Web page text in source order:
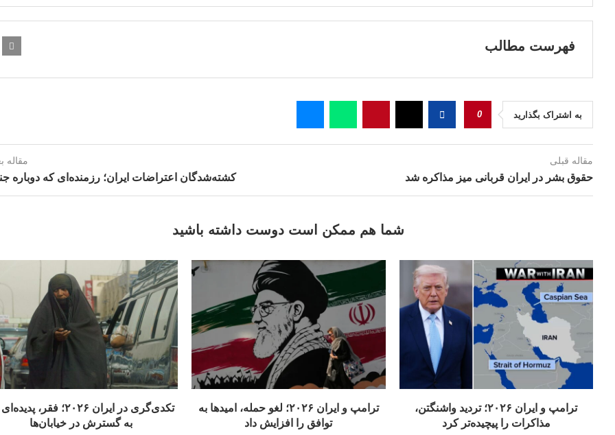
فهرست مطالب
به اشتراک بگذارید 0
مقاله قبلی
حقوق بشر در ایران قربانی میز مذاکره شد
مقاله
کشته‌شدگان اعتراضات ایران؛ رزمنده‌ای که دوباره
شما هم ممکن است دوست داشته باشید
تکدی‌گری در ایران ۲۰۲۶؛ فقر،
به گسترش در خیابان‌ها
ترامپ و ایران ۲۰۲۶؛ لغو حمله، امیدها به
توافق را افزایش داد
ترامپ و ایران ۲۰۲۶؛ تردید واشنگتن،
مذاکرات را پیچیده‌تر کرد